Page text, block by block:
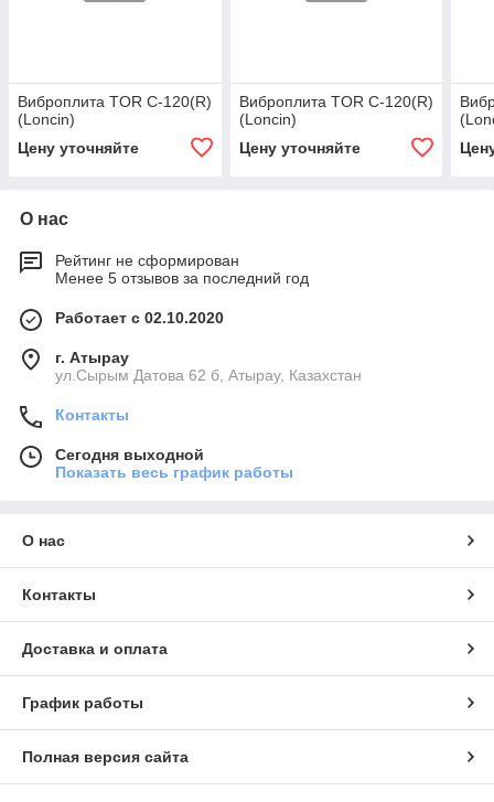
Виброплита TOR C-120(R)
(Loncin)
Цену уточняйте
Виброплита TOR C-120(R)
(Loncin)
Цену уточняйте
О нас
Рейтинг не сформирован
Менее 5 отзывов за последний год
Работает с 02.10.2020
г. Атырау
ул.Сырым Датова 62 б, Атырау, Казахстан
Контакты
Сегодня выходной
Показать весь график работы
О нас
Контакты
Доставка и оплата
График работы
Полная версия сайта